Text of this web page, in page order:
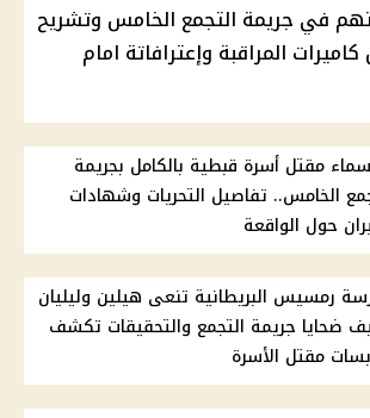
في جريمة التجمع الخامس وتشريح
المراقبة وإعترافاتة امام
مقتل أسرة قبطية بالكامل بجريمة
الخامس.. تفاصيل التحريات وشهادات
حول الواقعة
رمسيس البريطانية تنعى هيلين وليليان
ضحايا جريمة التجمع والتحقيقات تكشف
مقتل الأسرة